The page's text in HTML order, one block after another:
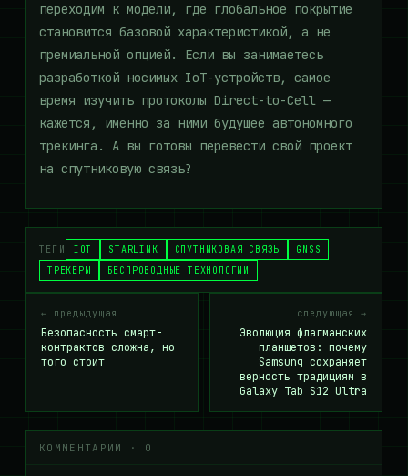
переходим к модели, где глобальное покрытие
становится базовой характеристикой, а не
премиальной опцией. Если вы занимаетесь
разработкой носимых IoT-устройств, самое
время изучить протоколы Direct-to-Cell —
кажется, именно за ними будущее автономного
трекинга. А вы готовы перевести свой проект
на спутниковую связь?
ТЕГИ IOT STARLINK СПУТНИКОВАЯ СВЯЗЬ
GNSS
ТРЕКЕРЫ
БЕСПРОВОДНЫЕ ТЕХНОЛОГИИ
← предыдущая
Безопасность смарт-
контрактов сложна, но
того стоит
следующая →
Эволюция флагманских
планшетов: почему
Samsung сохраняет
верность традициям в
Galaxy Tab S12 Ultra
КОММЕНТАРИИ · 0